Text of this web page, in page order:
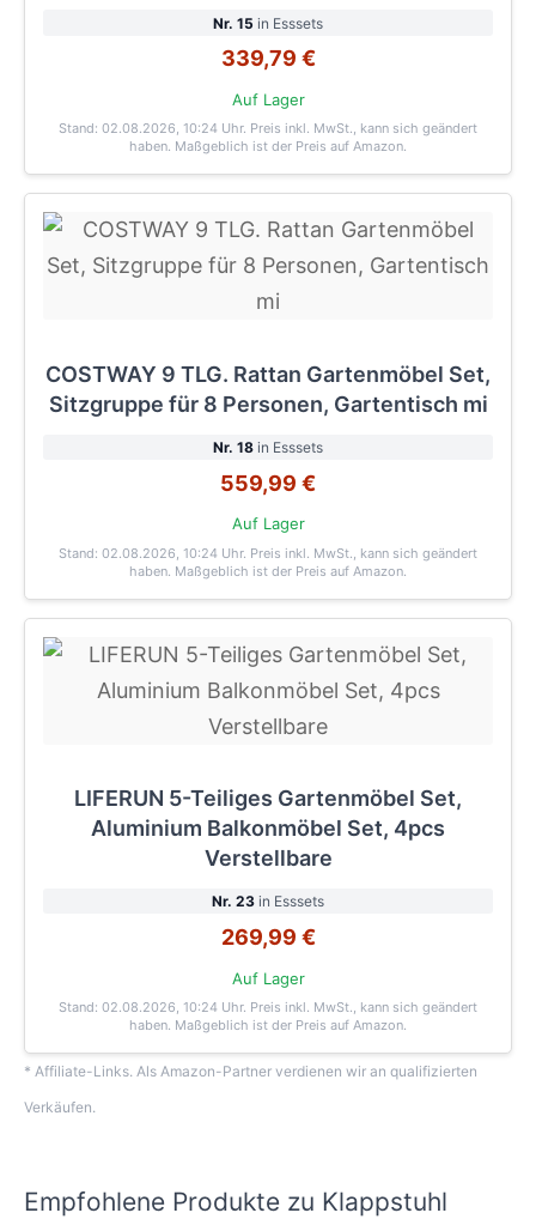
Nr. 15 in Esssets
339,79 €
Auf Lager
Stand: 02.08.2026, 10:24 Uhr. Preis inkl. MwSt., kann sich geändert
haben. Maßgeblich ist der Preis auf Amazon.
COSTWAY 9 TLG. Rattan Gartenmöbel Set,
Sitzgruppe für 8 Personen, Gartentisch mi
Nr. 18 in Esssets
559,99 €
Auf Lager
Stand: 02.08.2026, 10:24 Uhr. Preis inkl. MwSt., kann sich geändert
haben. Maßgeblich ist der Preis auf Amazon.
LIFERUN 5-Teiliges Gartenmöbel Set,
Aluminium Balkonmöbel Set, 4pcs
Verstellbare
Nr. 23 in Esssets
269,99 €
Auf Lager
Stand: 02.08.2026, 10:24 Uhr. Preis inkl. MwSt., kann sich geändert
haben. Maßgeblich ist der Preis auf Amazon.
* Affiliate-Links. Als Amazon-Partner verdienen wir an qualifizierten
Verkäufen.
Empfohlene Produkte zu Klappstuhl